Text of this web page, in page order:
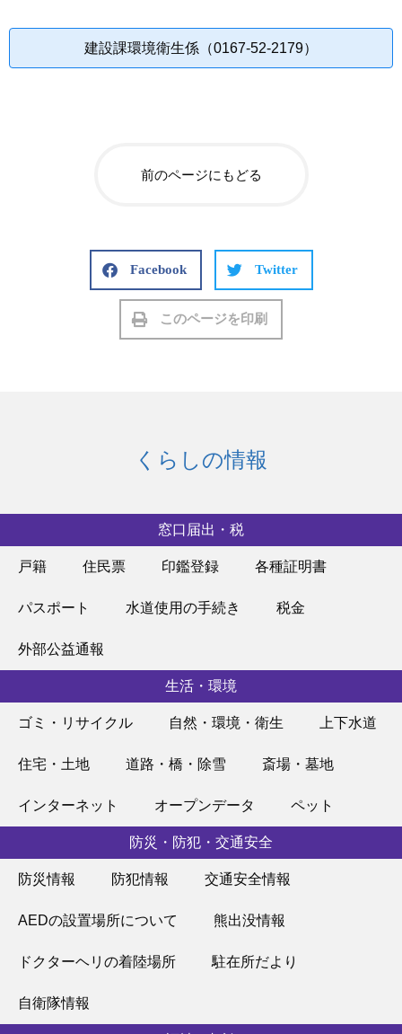
建設課環境衛生係（0167-52-2179）
前のページにもどる
Facebook Twitter
このページを印刷
くらしの情報
窓口届出・税
戸籍 住民票 印鑑登録 各種証明書
パスポート 水道使用の手続き 税金
外部公益通報
生活・環境
ゴミ・リサイクル 自然・環境・衛生 上下水道
住宅・土地 道路・橋・除雪 斎場・墓地
インターネット オープンデータ ペット
防災・防犯・交通安全
防災情報 防犯情報 交通安全情報
AEDの設置場所について 熊出没情報
ドクターヘリの着陸場所 駐在所だより
自衛隊情報